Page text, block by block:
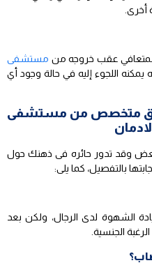
أخرى.
عقب خروجه من مستشفى
يمكنه اللجوء إليه في حالة وجود أي
متخصص من مستشفى
وقد تدور حائره فى ذهنك حول
بالتفصيل، كما يلى:
الشهوة لدى الرجال، ولكن بعد
الجنسية.